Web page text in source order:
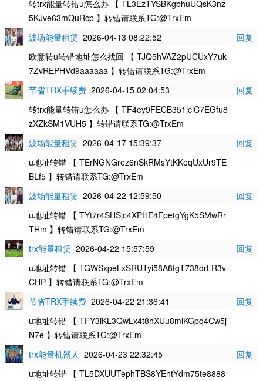
转trx能量转错u怎么办 【 TL3EzTYSBKgbhuUQsK3nz
5KJve63mQuRcp 】转错请联系TG:@TrxEm
波场能量租赁 2026-04-13 08:22:52
回复
欧意转u转错地址怎么找回 【 TJQ5hVAZ2pUCUxY7uk
7ZvREPHVd9aaaaaa 】转错请联系TG:@TrxEm
节省TRX手续费 2026-04-15 02:04:53
回复
转trx能量转错u怎么办 【 TF4ey9FECB351jciC7EGfu8
zXZkSM1VUH5 】转错请联系TG:@TrxEm
波场能量租赁 2026-04-17 15:39:37
回复
u地址转错 【 TErNGNGrez6nSkRMsYtKKeqUxUr9TE
BLf5 】转错请联系TG:@TrxEm
波场能量租赁 2026-04-22 12:59:50
回复
u地址转错 【 TYt7r4SHSjc4XPHE4FpetgYgK5SMwRr
THm 】转错请联系TG:@TrxEm
trx能量租赁 2026-04-22 15:57:59
回复
u地址转错 【 TGWSxpeLxSRUTyi58A8fgT738drLR3v
CHP 】转错请联系TG:@TrxEm
节省TRX手续费 2026-04-22 21:36:41
回复
u地址转错 【 TFY3iKL3QwLx4t8hXUu8miKGpq4Cw5j
N7e 】转错请联系TG:@TrxEm
trx能量机器人 2026-04-23 22:32:45
回复
u地址转错 【 TL5DXUUTephTBS8YEhtYdm75te8888